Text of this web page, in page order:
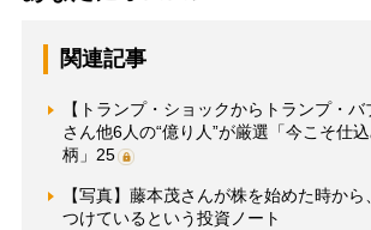
関連記事
【トランプ・ショックからトランプ・
さん他6人の“億り人”が厳選「今こそ仕
柄」25
【写真】藤本茂さんが株を始めた時か
つけているという投資ノート